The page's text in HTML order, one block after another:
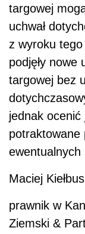
targowej
uchwał
z wyroku
podjęły nowe
targowej bez
jednak
potraktowane
ewentualnych
Maciej Kiełbus
prawnik w
Ziemski &